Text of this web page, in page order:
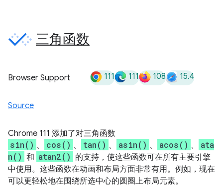
三角函数
Browser Support 111 111 108 15.4
Source
Chrome 111 添加了对三角函数
sin() 、 cos() 、 tan() 、 asin() 、 acos() 、
ata
n() 和 atan2() 的支持，使这些函数可在所有主要引擎
中使用。这些函数在动画和布局方面非常有用。例如，现在
可以更轻松地在围绕所选中心的圆圈上布局元素。